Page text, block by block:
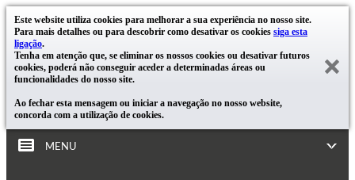
Este website utiliza cookies para melhorar a sua experiência no nosso site.
Para mais detalhes ou para descobrir como desativar os cookies siga esta
ligação.
Tenha em atenção que, se eliminar os nossos cookies ou desativar futuros
cookies, poderá não conseguir aceder a determinadas áreas ou
funcionalidades do nosso site.
Ao fechar esta mensagem ou iniciar a navegação no nosso website,
concorda com a utilização de cookies.
MENU